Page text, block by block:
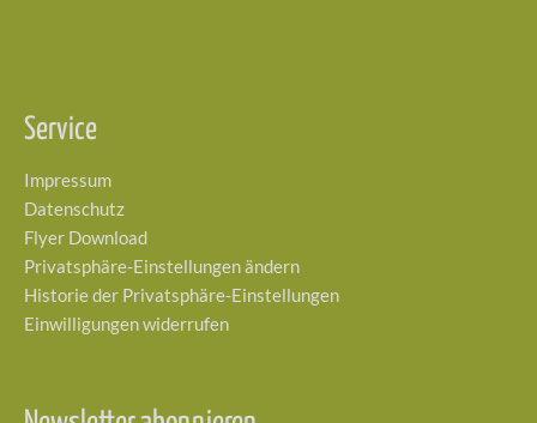
Service
Impressum
Datenschutz
Flyer Download
Privatsphäre-Einstellungen ändern
Historie der Privatsphäre-Einstellungen
Einwilligungen widerrufen